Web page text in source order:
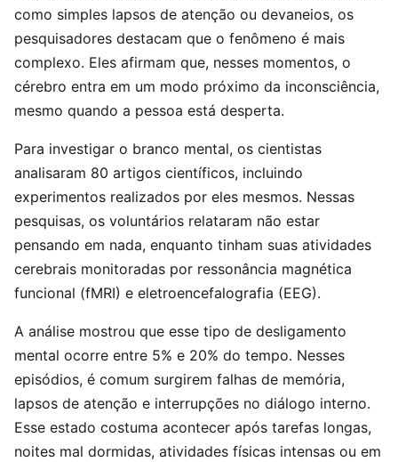
como simples lapsos de atenção ou devaneios, os
pesquisadores destacam que o fenômeno é mais
complexo. Eles afirmam que, nesses momentos, o
cérebro entra em um modo próximo da inconsciência,
mesmo quando a pessoa está desperta.
Para investigar o branco mental, os cientistas
analisaram 80 artigos científicos, incluindo
experimentos realizados por eles mesmos. Nessas
pesquisas, os voluntários relataram não estar
pensando em nada, enquanto tinham suas atividades
cerebrais monitoradas por ressonância magnética
funcional (fMRI) e eletroencefalografia (EEG).
A análise mostrou que esse tipo de desligamento
mental ocorre entre 5% e 20% do tempo. Nesses
episódios, é comum surgirem falhas de memória,
lapsos de atenção e interrupções no diálogo interno.
Esse estado costuma acontecer após tarefas longas,
noites mal dormidas, atividades físicas intensas ou em